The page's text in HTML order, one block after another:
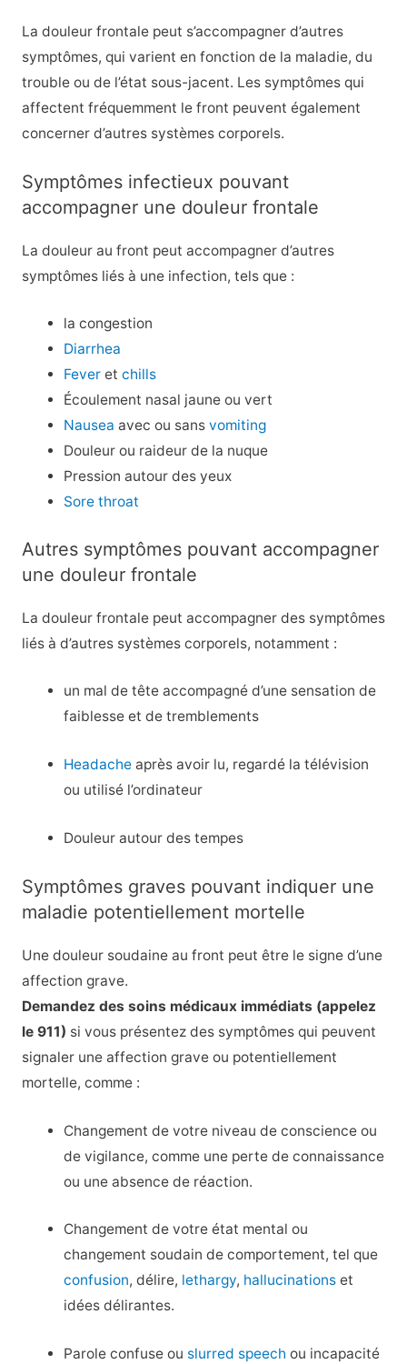
La douleur frontale peut s’accompagner d’autres
symptômes, qui varient en fonction de la maladie, du
trouble ou de l’état sous-jacent. Les symptômes qui
affectent fréquemment le front peuvent également
concerner d’autres systèmes corporels.
Symptômes infectieux pouvant
accompagner une douleur frontale
La douleur au front peut accompagner d’autres
symptômes liés à une infection, tels que :
la congestion
Diarrhea
Fever etchills
Écoulement nasal jaune ou vert
Nausea avec ou sansvomiting
Douleur ou raideur de la nuque
Pression autour des yeux
Sore throat
Autres symptômes pouvant accompagner
une douleur frontale
La douleur frontale peut accompagner des symptômes
liés à d’autres systèmes corporels, notamment :
un mal de tête accompagné d’une sensation de
faiblesse et de tremblements
Headache après avoir lu, regardé la télévision
ou utilisé l’ordinateur
Douleur autour des tempes
Symptômes graves pouvant indiquer une
maladie potentiellement mortelle
Une douleur soudaine au front peut être le signe d’une
affection grave.
Demandez des soins médicaux immédiats (appelez
le 911) si vous présentez des symptômes qui peuvent
signaler une affection grave ou potentiellement
mortelle, comme :
Changement de votre niveau de conscience ou
de vigilance, comme une perte de connaissance
ou une absence de réaction.
Changement de votre état mental ou
changement soudain de comportement, tel que
confusion, délire, lethargy, hallucinations et
idées délirantes.
Parole confuse ou slurred speech ou incapacité